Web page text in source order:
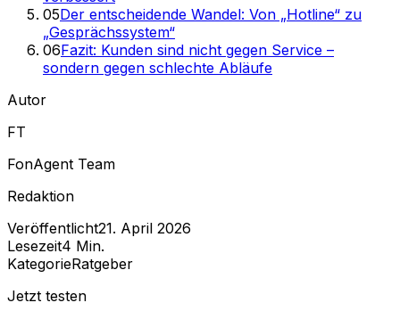
05Der entscheidende Wandel: Von „Hotline“ zu
„Gesprächssystem“
06Fazit: Kunden sind nicht gegen Service –
sondern gegen schlechte Abläufe
Autor
FT
FonAgent Team
Redaktion
Veröffentlicht21. April 2026
Lesezeit4 Min.
KategorieRatgeber
Jetzt testen